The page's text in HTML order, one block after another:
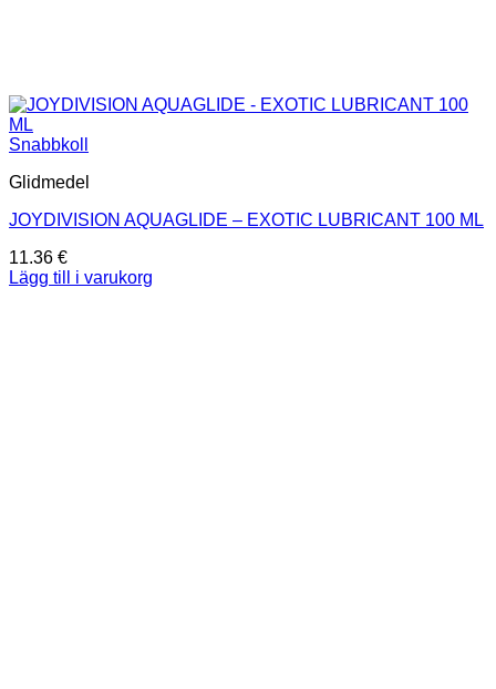
Snabbkoll
Glidmedel
JOYDIVISION AQUAGLIDE – EXOTIC LUBRICANT 100 ML
11.36 €
Lägg till i varukorg